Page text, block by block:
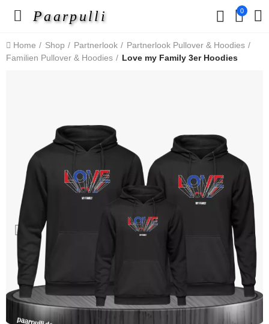
Paarpulli 0
Home Shop Partnerlook
Partnerlook Pullover & Hoodies
Familien Pullover & Hoodies
Love my Family 3er Hoodies